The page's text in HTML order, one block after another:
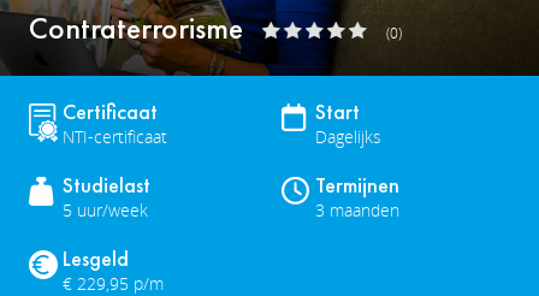
Contraterrorisme (0)
Certificaat
NTI-certificaat
Start
Dagelijks
Studielast
5 uur/week
Termijnen
3 maanden
Lesgeld
€ 229,95 p/m